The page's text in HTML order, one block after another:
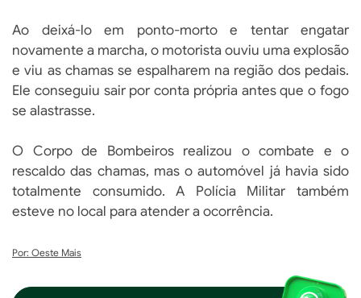
Ao deixá-lo em ponto-morto e tentar engatar
novamente a marcha, o motorista ouviu uma explosão
e viu as chamas se espalharem na região dos pedais.
Ele conseguiu sair por conta própria antes que o fogo
se alastrasse.
O Corpo de Bombeiros realizou o combate e o
rescaldo das chamas, mas o automóvel já havia sido
totalmente consumido. A Polícia Militar também
esteve no local para atender a ocorrência.
Por: Oeste Mais